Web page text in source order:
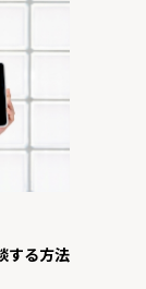
する方法